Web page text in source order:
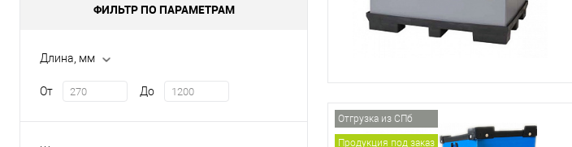
ФИЛЬТР ПО ПАРАМЕТРАМ
Длина, мм
От До
Отгрузка из СПб
Продукция под заказ